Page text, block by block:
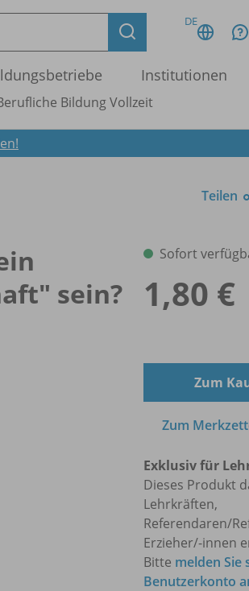
DE
Institutionen
Bildung Vollzeit
Teilen
sein?
Sofort
1,80 €
Zum
Zum
Exklusiv für
Dieses Produkt
Lehrkräften,
Referendaren/
Erzieher/-innen
Bitte melden Sie
Benutzerkonto